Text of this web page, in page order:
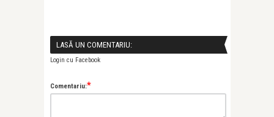
LASĂ UN COMENTARIU:
Login cu Facebook
Comentariu:*